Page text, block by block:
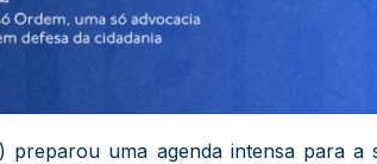
preparou uma agenda intensa para a